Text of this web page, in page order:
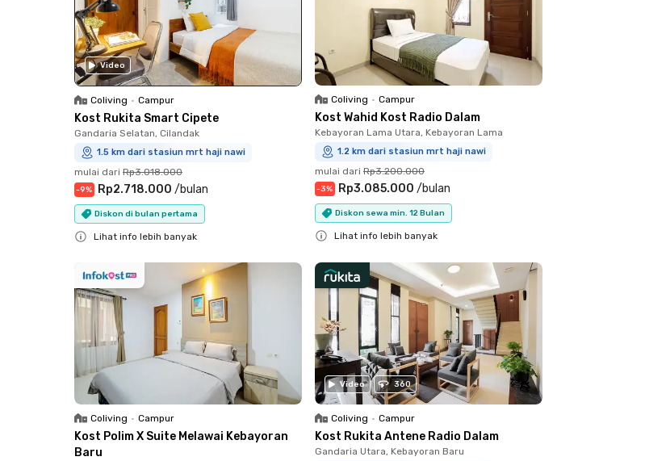
Video
Coliving • Campur
Kost Rukita Smart Cipete
Gandaria Selatan, Cilandak
1.5 km dari stasiun mrt haji nawi
mulai dari Rp3.018.000
-9% Rp2.718.000 /bulan
Diskon di bulan pertama
Lihat info lebih banyak
Coliving • Campur
Kost Wahid Kost Radio Dalam
Kebayoran Lama Utara, Kebayoran Lama
1.2 km dari stasiun mrt haji nawi
mulai dari Rp3.200.000
-3% Rp3.085.000 /bulan
Diskon sewa min. 12 Bulan
Lihat info lebih banyak
Coliving • Campur
Kost Polim X Suite Melawai Kebayoran
Baru
Video 360
Coliving • Campur
Kost Rukita Antene Radio Dalam
Gandaria Utara, Kebayoran Baru